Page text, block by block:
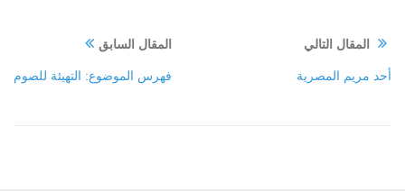
المقال السابق
فهرس الموضوع: التهيئة للصوم
المقال التالي
أحد مريم المصرية